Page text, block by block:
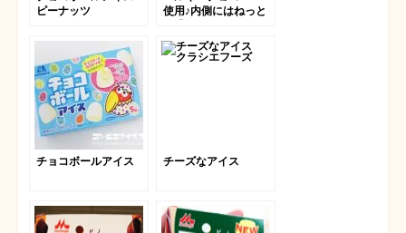
ピーナッツ
使用♪内側にはねっと
ム！赤城乳業｢濃厚旨
ミルク ベルギーチョ
チョコボールアイス チーズなアイス